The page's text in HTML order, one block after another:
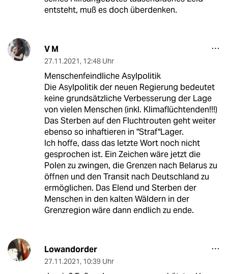
entsteht, muß es doch überdenken.
V M
27.11.2021, 12:48 Uhr
Menschenfeindliche Asylpolitik
Die Asylpolitik der neuen Regierung bedeutet
keine grundsätzliche Verbesserung der Lage
von vielen Menschen (inkl. Klimaflüchtenden!!!)
Das Sterben auf den Fluchtrouten geht weiter
ebenso so inhaftieren in "Straf"Lager.
Ich hoffe, dass das letzte Wort noch nicht
gesprochen ist. Ein Zeichen wäre jetzt die
Polen zu zwingen, die Grenzen nach Belarus zu
öffnen und den Transit nach Deutschland zu
ermöglichen. Das Elend und Sterben der
Menschen in den kalten Wäldern in der
Grenzregion wäre dann endlich zu ende.
Lowandorder
27.11.2021, 10:39 Uhr